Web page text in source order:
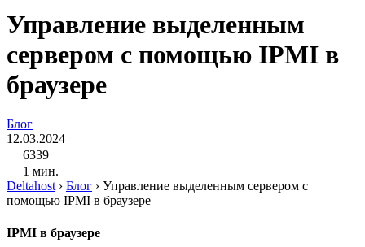
Управление выделенным
сервером с помощью IPMI в
браузере
Блог
12.03.2024
6339
1 мин.
Deltahost› Блог › Управление выделенным сервером с
помощью IPMI в браузере
IPMI в браузере